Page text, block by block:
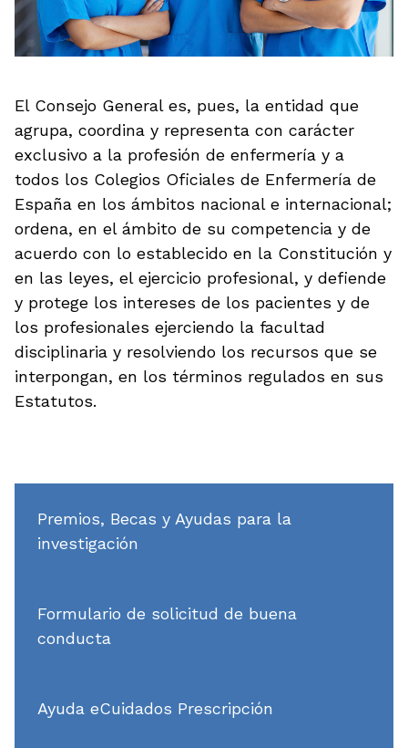
El Consejo General es, pues, la entidad que
agrupa, coordina y representa con carácter
exclusivo a la profesión de enfermería y a
todos los Colegios Oficiales de Enfermería de
España en los ámbitos nacional e internacional;
ordena, en el ámbito de su competencia y de
acuerdo con lo establecido en la Constitución y
en las leyes, el ejercicio profesional, y defiende
y protege los intereses de los pacientes y de
los profesionales ejerciendo la facultad
disciplinaria y resolviendo los recursos que se
interpongan, en los términos regulados en sus
Estatutos.
Premios, Becas y Ayudas para la
investigación
Formulario de solicitud de buena
conducta
Ayuda eCuidados Prescripción